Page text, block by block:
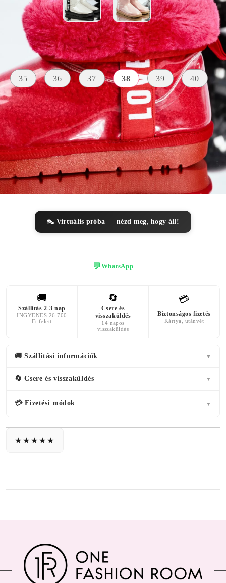
Méret útmutató
35 36 37 38 39 40
SZÍN
piros
KÜLSŐ
ANYAG
Vízálló
Anyag
BELSŐ ANYAG
szőrme
A TALP
MAGASSÁGA
2 centiméter
👠 Virtuális próba — nézd meg, hogy áll!
💬WhatsApp
🚚
Szállítás 2-3 nap
INGYENES 26 700
Ft felett
🔄
Csere és
visszaküldés
14 napos
visszaküldés
💳
Biztonságos fizetés
Kártya, utánvét
🚚 Szállítási információk ▼
🔄 Csere és visszaküldés ▼
💳 Fizetési módok ▼